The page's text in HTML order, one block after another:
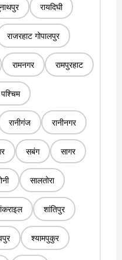
रायदिघी
राजरहाट गोपालपुर
रामनगर रामपुरहाट
रानीगंज रानीनगर
सबंग सागर
सालतोरा
शांतिपुर
श्यामपुकुर